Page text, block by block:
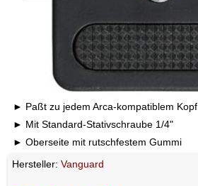
Paßt zu jedem Arca-kompatiblem Kopf
Mit Standard-Stativschraube 1/4"
Oberseite mit rutschfestem Gummi
Hersteller:Vanguard